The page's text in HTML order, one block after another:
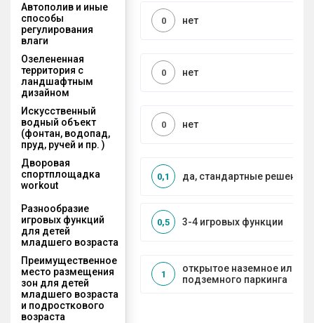
Автополив и иные
способы
регулирования
влаги
нет
0
Озелененная
территория с
ландшафтным
дизайном
нет
0
Искусственный
водный объект
(фонтан, водопад,
пруд, ручей и пр. )
нет
0
Дворовая
спортплощадка
workout
да, стандартные решения
0,1
Разнообразие
игровых функций
для детей
младшего возраста
3-4 игровых функции
0,5
Преимущественное
место размещения
зон для детей
младшего возраста
и подросткового
возраста
открытое наземное или на
подземного паркинга
1